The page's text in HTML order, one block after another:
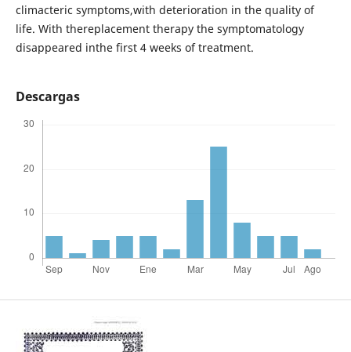
climacteric symptoms,with deterioration in the quality of
life. With thereplacement therapy the symptomatology
disappeared inthe first 4 weeks of treatment.
Descargas